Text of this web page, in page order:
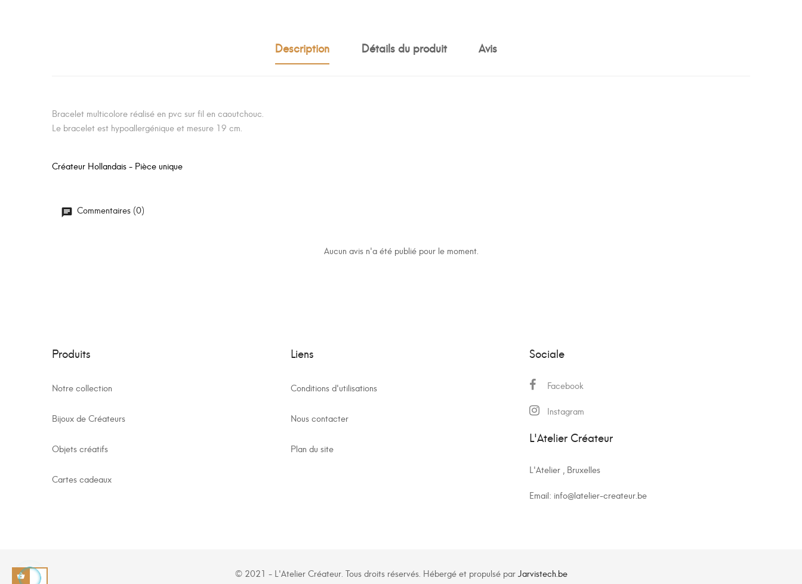
Description Détails du produit Avis
Bracelet multicolore réalisé en pvc sur fil en caoutchouc.
Le bracelet est hypoallergénique et mesure 19 cm.
Créateur Hollandais - Pièce unique
Commentaires (0)
Aucun avis n'a été publié pour le moment.
Produits
Notre collection
Bijoux de Créateurs
Objets créatifs
Cartes cadeaux
Liens
Conditions d'utilisations
Nous contacter
Plan du site
Sociale
Facebook
Instagram
L'Atelier Créateur
L'Atelier , Bruxelles
Email: info@latelier-createur.be
© 2021 - L'Atelier Créateur. Tous droits réservés. Hébergé et propulsé parJarvistech.be